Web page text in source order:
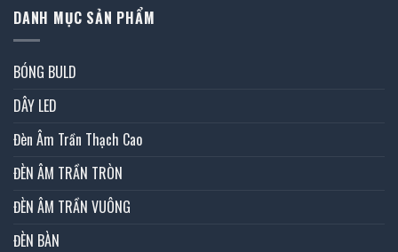
DANH MỤC SẢN PHẨM
BÓNG BULD
DÂY LED
Đèn Âm Trần Thạch Cao
ĐÈN ÂM TRẦN TRÒN
ĐÈN ÂM TRẦN VUÔNG
ĐÈN BÀN